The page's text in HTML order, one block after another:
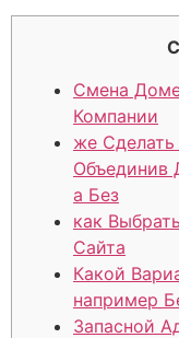
Смена
Компании
же Сделать
Объединив
а Без
как
Сайта
Какой
например
Запасной